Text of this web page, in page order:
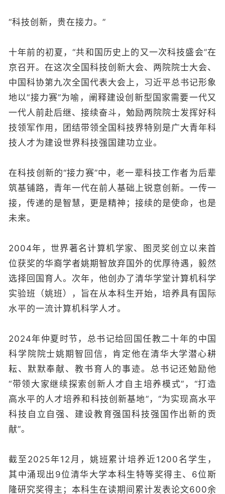
“科技创新，贵在接力。”
十年前的初夏，“共和国历史上的又一次科技盛会”在
京召开。在这次全国科技创新大会、两院院士大会、
中国科协第九次全国代表大会上，习近平总书记形象
地以“接力赛”为喻，阐释建设创新型国家需要一代又
一代人前赴后继、接续奋斗，勉励两院院士发挥好科
技领军作用，团结带领全国科技界特别是广大青年科
技人才为建设世界科技强国建功立业。
在科技创新的“接力赛”中，老一辈科技工作者为后辈
筑基铺路，青年一代在前人基础上锐意创新。一传一
接，传递的是智慧，更是精神；接续的是使命，也是
未来。
2004年，世界著名计算机学家、图灵奖创立以来首
位获奖的华裔学者姚期智放弃国外的优厚待遇，毅然
选择回国育人。次年，他创办了清华学堂计算机科学
实验班（姚班），旨在从本科生开始，培养具有国际
水平的一流计算机科学人才。
2024年仲夏时节，总书记给回国任教二十年的中国
科学院院士姚期智回信，肯定他在清华大学潜心耕
耘、默默奉献、教书育人的事迹。总书记还勉励他
“带领大家继续探索创新人才自主培养模式”，“打造
高水平的人才培养和科技创新基地”，“为实现高水平
科技自立自强、建设教育强国科技强国作出新的贡
献”。
截至2025年12月，姚班累计培养近1200名学生，
其中涌现出9位清华大学本科生特等奖得主、6位斯
隆研究奖得主；本科生在读期间累计发表论文600余